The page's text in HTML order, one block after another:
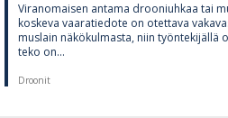
Vi­ran­omai­sen an­tama droo­niuh­kaa tai
kos­keva vaa­ra­tie­dote on otet­tava
mus­lain nä­kö­kul­masta, niin työn­te­ki­jällä
teko on...
Droonit